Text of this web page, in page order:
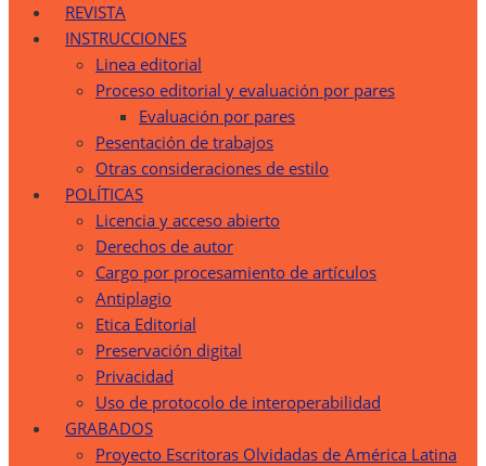
REVISTA
INSTRUCCIONES
Linea editorial
Proceso editorial y evaluación por pares
Evaluación por pares
Pesentación de trabajos
Otras consideraciones de estilo
POLÍTICAS
Licencia y acceso abierto
Derechos de autor
Cargo por procesamiento de artículos
Antiplagio
Etica Editorial
Preservación digital
Privacidad
Uso de protocolo de interoperabilidad
GRABADOS
Proyecto Escritoras Olvidadas de América Latina